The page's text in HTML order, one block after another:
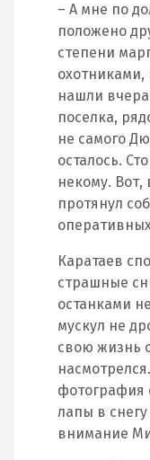
– А мне по
положено
степени
нашли
поселка,
не самого
осталось.
некому. Вот,
протянул
Каратаев
страшные
останками
мускул не
свою жизнь
фотография
лапы в
внимание